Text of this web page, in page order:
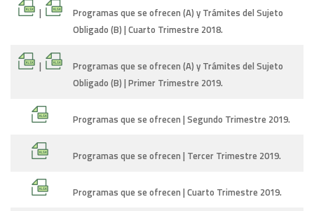
|
Programas que se ofrecen (A) y Trámites del Sujeto
Obligado (B) | Cuarto Trimestre 2018.
|
Programas que se ofrecen (A) y Trámites del Sujeto
Obligado (B) | Primer Trimestre 2019.
Programas que se ofrecen | Segundo Trimestre 2019.
Programas que se ofrecen | Tercer Trimestre 2019.
Programas que se ofrecen | Cuarto Trimestre 2019.